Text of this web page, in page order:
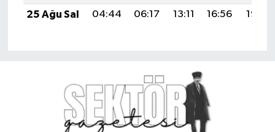
25 Ağu Sal
04:44 06:17 13:11 16:56 19:56